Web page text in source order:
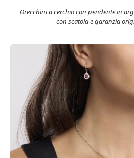
Orecchini a cerchio con pendente in
con scatola e garanzia